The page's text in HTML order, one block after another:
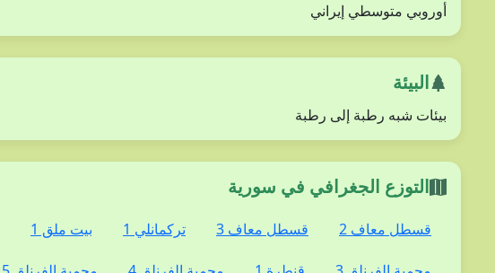
أوروبي متوسطي إيراني
البيئة
بيئات شبه رطبة إلى رطبة
التوزع الجغرافي في سورية
قسطل معاف 2 قسطل معاف 3 تركمانلي 1 بيت ملق 1